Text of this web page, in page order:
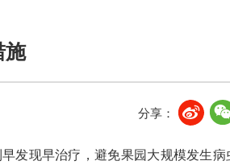
施
分享：
发现早治疗，避免果园大规模发生病